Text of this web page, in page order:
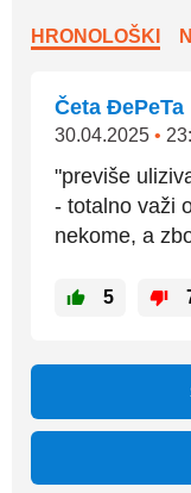
HRONOLOŠKI
Četa ĐePeTa
30.04.2025 •
"previše
- totalno važi
nekome, a
5